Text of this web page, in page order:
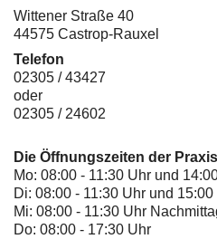
Wittener Straße 40
44575 Castrop-Rauxel
Telefon
02305 / 43427
oder
02305 / 24602
Die Öffnungszeiten der Praxis
Mo: 08:00 - 11:30 Uhr und
Di: 08:00 - 11:30 Uhr und
Mi: 08:00 - 11:30 Uhr
Do: 08:00 - 17:30 Uhr